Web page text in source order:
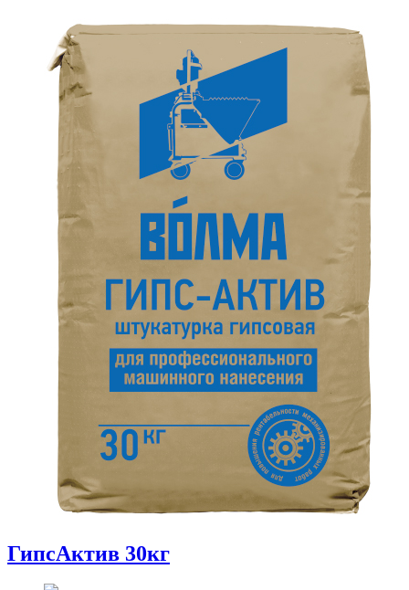
ГипсАктив 30кг